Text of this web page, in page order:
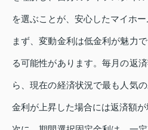
を選ぶことが、安心したマイホー
まず、変動金利は低金利が魅力
る可能性があります。毎月の返
ら、現在の経済状況で最も人気
金利が上昇した場合には返済額が